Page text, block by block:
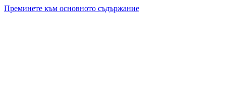
Преминете към основното съдържание